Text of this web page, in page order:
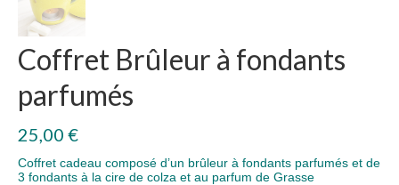
Coffret Brûleur à fondants
parfumés
25,00 €
Coffret cadeau composé d’un brûleur à fondants parfumés et de
3 fondants à la cire de colza et au parfum de Grasse